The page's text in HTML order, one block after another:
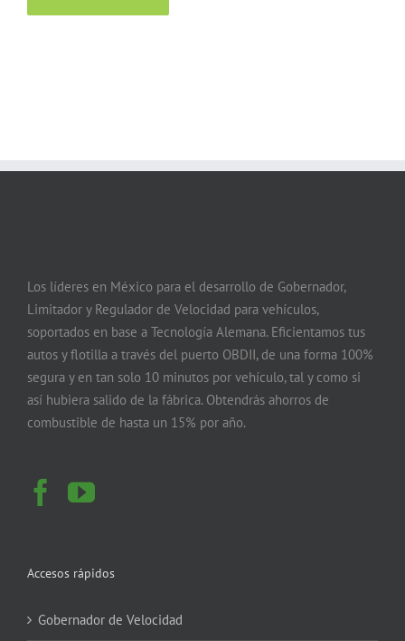
Los líderes en México para el desarrollo de Gobernador,
Limitador y Regulador de Velocidad para vehículos,
soportados en base a Tecnología Alemana. Eficientamos tus
autos y flotilla a través del puerto OBDII, de una forma 100%
segura y en tan solo 10 minutos por vehículo, tal y como si
así hubiera salido de la fábrica. Obtendrás ahorros de
combustible de hasta un 15% por año.
Accesos rápidos
Gobernador de Velocidad